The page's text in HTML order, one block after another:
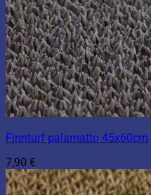
Finnturf palamatto 45x60cm
7,90 €